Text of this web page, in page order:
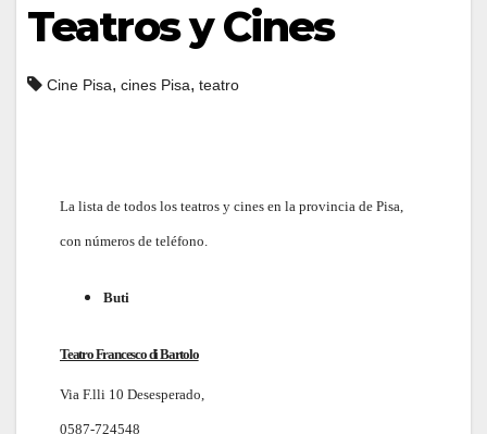
Teatros y Cines
Cine Pisa, cines Pisa, teatro
La lista de todos los teatros y cines en la provincia de Pisa,
con números de teléfono.
Buti
Teatro Francesco di Bartolo
Via F.lli 10 Desesperado,
0587-724548